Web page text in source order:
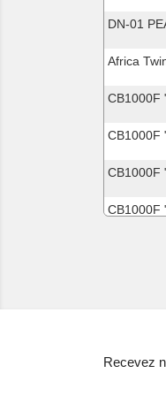
DN-01
Africa
CB1000F
CB1000F
CB1000F
CB1000F
CB1000F
Recevez